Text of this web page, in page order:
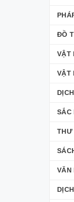
ĐỒ
VẬT
VẬT
SẮC
THƯ
VĂN